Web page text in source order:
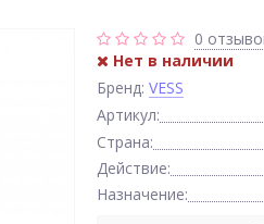
0
Нет в наличии
Бренд: VESS
Артикул:
Страна:
Действие:
Назначение: